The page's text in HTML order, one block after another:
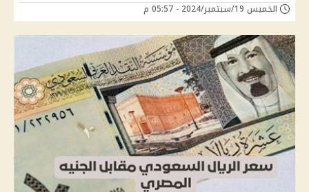
الخميس 19/سبتمبر/2024 - 05:57 م